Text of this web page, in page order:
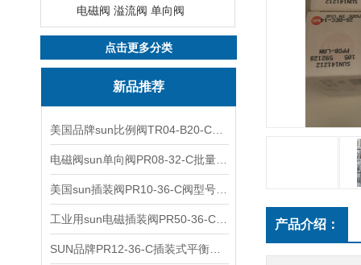
电磁阀 溢流阀 单向阀
点击更多分类
新品推荐
产品介绍：